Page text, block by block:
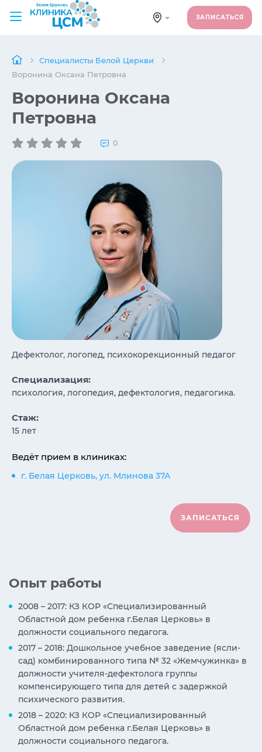
ЗАПИСАТЬСЯ
Специалисты Белой Церкви
Воронина Оксана Петровна
Воронина Оксана
Петровна
0
Дефектолог, логопед, психокорекционный педагог
Специализация:
психология, логопедия, дефектология, педагогика.
Стаж:
15 лет
Ведёт прием в клиниках:
г. Белая Церковь, ул. Млинова 37А
ЗАПИСАТЬСЯ
Опыт работы
2008 – 2017: КЗ КОР «Специализированный
Областной дом ребенка г.Белая Церковь» в
должности социального педагога.
2017 – 2018: Дошкольное учебное заведение (ясли-
сад) комбинированного типа № 32 «Жемчужинка» в
должности учителя-дефектолога группы
компенсирующего типа для детей с задержкой
психического развития.
2018 – 2020: КЗ КОР «Специализированный
Областной дом ребенка г.Белая Церковь» в
должности социального педагога.